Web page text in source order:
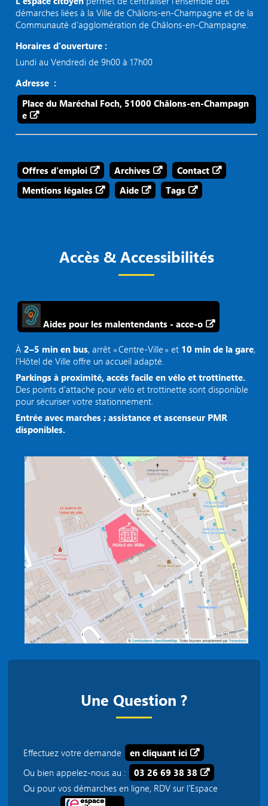
démarches liées à la Ville de Châlons-en-Champagne et de la
Communauté d’agglomération de Châlons-en-Champagne.
Horaires d'ouverture :
Lundi au Vendredi de 9h00 à 17h00
Adresse :
Place du Maréchal Foch, 51000 Châlons-en-Champagn
e
Offres d'emploi Archives
Contact
Mentions légales
Aide Tags
Accès & Accessibilités
Aides pour les malentendants - acce-o
À2–5 min en bus, arrêt « Centre‑Ville » et 10 min de la gare,
l’Hôtel de Ville offre un accueil adapté.
Parkings à proximité, accès facile en vélo et trottinette.
Des points d'attache pour vélo et trottinette sont disponible
pour sécuriser votre stationnement.
Entrée avec marches ; assistance et ascenseur PMR
disponibles.
Une Question ?
Effectuez votre demande
en cliquant ici
Ou bien appelez-nous au :
03 26 69 38 38
Ou pour vos démarches en ligne, RDV sur l'Espace